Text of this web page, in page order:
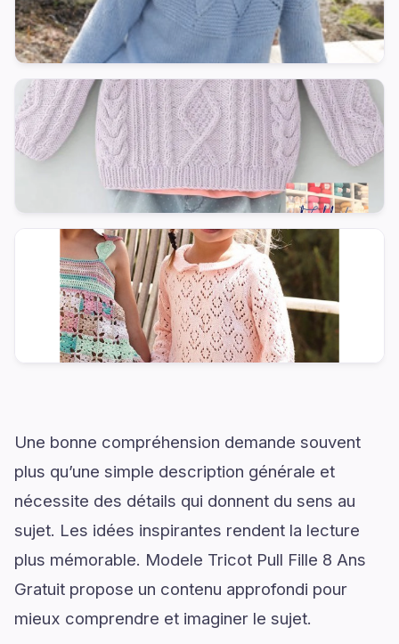
Une bonne compréhension demande souvent
plus qu’une simple description générale et
nécessite des détails qui donnent du sens au
sujet. Les idées inspirantes rendent la lecture
plus mémorable. Modele Tricot Pull Fille 8 Ans
Gratuit propose un contenu approfondi pour
mieux comprendre et imaginer le sujet.